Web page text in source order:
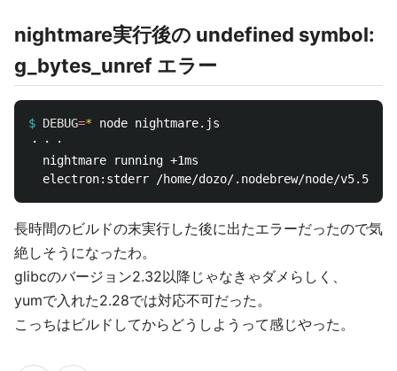
nightmare実行後の undefined symbol:
g_bytes_unref エラー
$ DEBUG=*
・・・
  nightmare running +1ms
長時間のビルドの末実行した後に出たエラーだったので気
絶しそうになったわ。
glibcのバージョン2.32以降じゃなきゃダメらしく、
yumで入れた2.28では対応不可だった。
こっちはビルドしてからどうしようって感じやった。